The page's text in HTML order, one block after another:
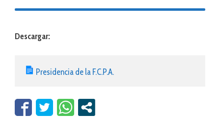
Descargar:
Presidencia de la F.C.P.A.